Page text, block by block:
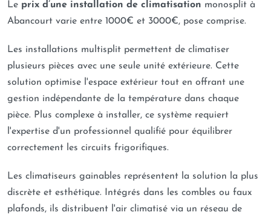
Le prix d’une installation de climatisation monosplit à
Abancourt varie entre 1000€ et 3000€, pose comprise.
Les installations multisplit permettent de climatiser
plusieurs pièces avec une seule unité extérieure. Cette
solution optimise l'espace extérieur tout en offrant une
gestion indépendante de la température dans chaque
pièce. Plus complexe à installer, ce système requiert
l'expertise d'un professionnel qualifié pour équilibrer
correctement les circuits frigorifiques.
Les climatiseurs gainables représentent la solution la plus
discrète et esthétique. Intégrés dans les combles ou faux
plafonds, ils distribuent l'air climatisé via un réseau de